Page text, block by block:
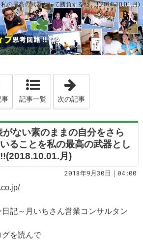
の最高の武器として勝負すると…!!(2018.10.01.月)
「第1109回 私の印象では、カタカナ
事 記事一覧 次の記事
ない素のままの自分をさら
ることを私の最高の武器とし
月)
2018年9月30日｜04:00
記～月いちさん営業コンサルタン
を読んで